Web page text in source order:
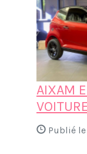
AIXAM
Publié le